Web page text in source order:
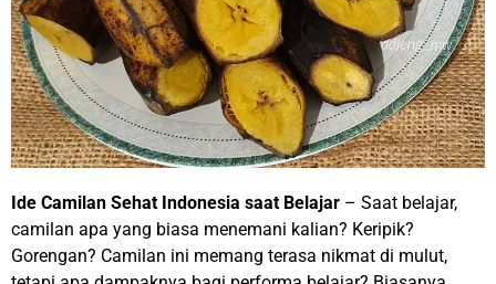
Ide Camilan Sehat Indonesia saat Belajar – Saat belajar,
camilan apa yang biasa menemani kalian? Keripik?
Gorengan? Camilan ini memang terasa nikmat di mulut,